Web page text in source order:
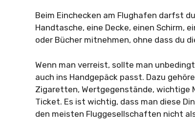
Beim Einchecken am Flughafen darfst
Handtasche, eine Decke, einen Schirm,
oder Bücher mitnehmen, ohne dass du
Wenn man verreist, sollte man
auch ins Handgepäck passt. Dazu
Zigaretten, Wertgegenstände, wichtige
Ticket. Es ist wichtig, dass man diese
den meisten Fluggesellschaften nicht